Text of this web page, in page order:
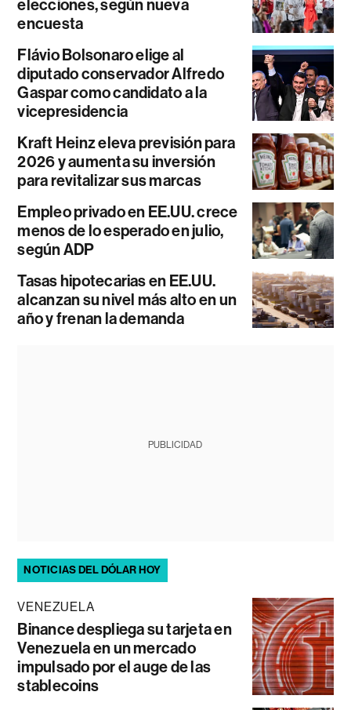
elecciones, según nueva
encuesta
Flávio Bolsonaro elige al
diputado conservador Alfredo
Gaspar como candidato a la
vicepresidencia
Kraft Heinz eleva previsión para
2026 y aumenta su inversión
para revitalizar sus marcas
Empleo privado en EE.UU. crece
menos de lo esperado en julio,
según ADP
Tasas hipotecarias en EE.UU.
alcanzan su nivel más alto en un
año y frenan la demanda
PUBLICIDAD
NOTICIAS DEL DÓLAR HOY
VENEZUELA
Binance despliega su tarjeta en
Venezuela en un mercado
impulsado por el auge de las
stablecoins